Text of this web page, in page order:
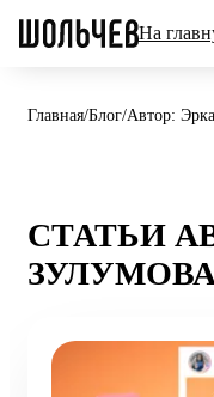
На
Главная/Блог/Автор:
СТАТЬИ